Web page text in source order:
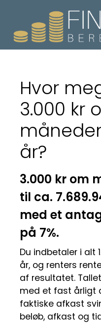
Hvor
3.000 kr
år?
3.000 kr om
til ca.
med et
på 7%.
Du indbetaler i alt
år, og renters
af resultatet.
med et fast årligt
faktiske afkast
beløb, afkast og